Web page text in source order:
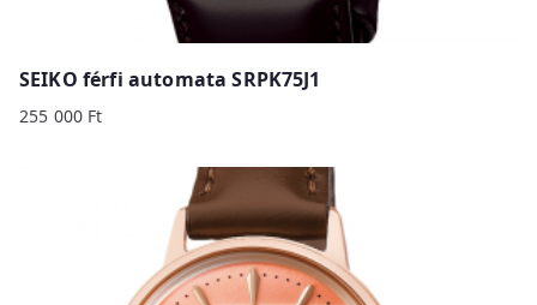
SEIKO férfi automata SRPK75J1
255 000 Ft